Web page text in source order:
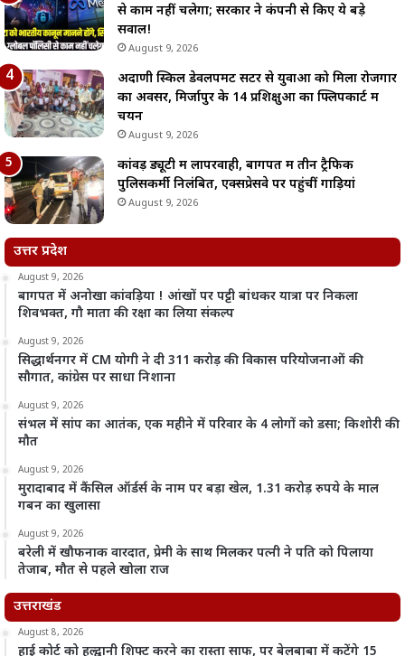
से काम नहीं चलेगा; सरकार ने कंपनी से किए ये बड़े
सवाल!
August 9, 2026
अदाणी स्किल डेवलपमेंट सेंटर से युवाओं को मिला रोजगार
का अवसर, मिर्जापुर के 14 प्रशिक्षुओं का फ्लिपकार्ट में
चयन
August 9, 2026
कांवड़ ड्यूटी में लापरवाही, बागपत में तीन ट्रैफिक
पुलिसकर्मी निलंबित, एक्सप्रेसवे पर पहुंचीं गाड़ियां
August 9, 2026
उत्तर प्रदेश
August 9, 2026
बागपत में अनोखा कांवड़िया ! आंखों पर पट्टी बांधकर यात्रा पर निकला
शिवभक्त, गौ माता की रक्षा का लिया संकल्प
August 9, 2026
सिद्धार्थनगर में CM योगी ने दी 311 करोड़ की विकास परियोजनाओं की
सौगात, कांग्रेस पर साधा निशाना
August 9, 2026
संभल में सांप का आतंक, एक महीने में परिवार के 4 लोगों को डसा; किशोरी की
मौत
August 9, 2026
मुरादाबाद में कैंसिल ऑर्डर्स के नाम पर बड़ा खेल, 1.31 करोड़ रुपये के माल
गबन का खुलासा
August 9, 2026
बरेली में खौफनाक वारदात, प्रेमी के साथ मिलकर पत्नी ने पति को पिलाया
तेजाब, मौत से पहले खोला राज
उत्तराखंड
August 8, 2026
हाई कोर्ट को हल्द्वानी शिफ्ट करने का रास्ता साफ, पर बेलबाबा में कटेंगे 15